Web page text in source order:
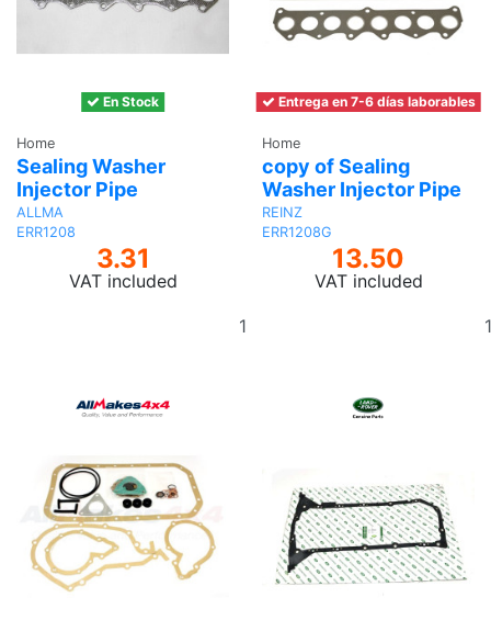
En Stock
Home
Sealing Washer
Injector Pipe
ALLMA
ERR1208
3.31
VAT included
Entrega en 7-6 días laborables
Home
copy of Sealing
Washer Injector Pipe
REINZ
ERR1208G
13.50
VAT included